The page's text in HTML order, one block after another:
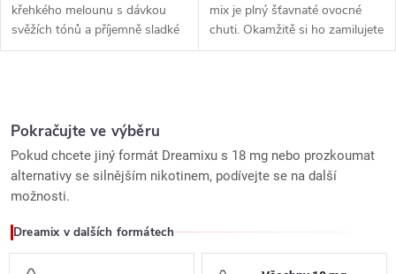
křehkého melounu s dávkou
svěžích tónů a příjemně sladké
chuti.
mix je plný šťavnaté ovocné
chuti. Okamžitě si ho zamilujete
a stane se vaším
v
l
á
d
Pokračujte ve výběru
Pokud chcete jiný formát Dreamixu s 18 mg nebo prozkoumat
alternativy se silnějším nikotinem, podívejte se na další
možnosti.
Dreamix v dalších formátech